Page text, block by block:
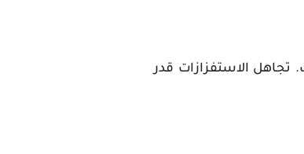
الاستفزازات قدر